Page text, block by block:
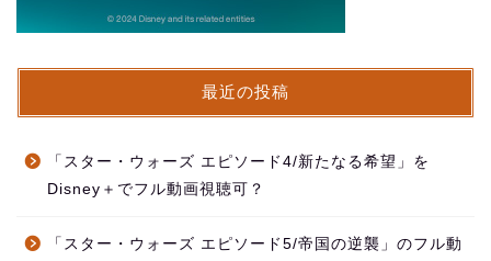
最近の投稿
「スター・ウォーズ エピソード4/新たなる希望」を
Disney＋でフル動画視聴可？
「スター・ウォーズ エピソード5/帝国の逆襲」のフル動